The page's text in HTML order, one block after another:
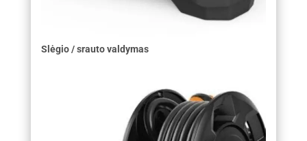
Slėgio / srauto valdymas